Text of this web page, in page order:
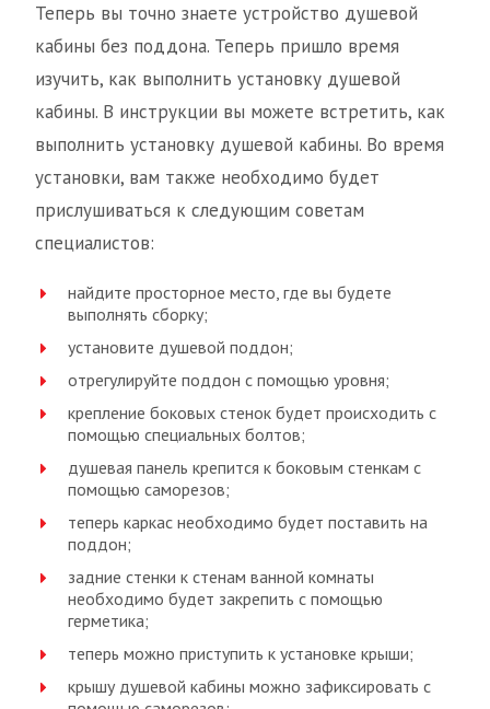
Теперь вы точно знаете устройство душевой
кабины без поддона. Теперь пришло время
изучить, как выполнить установку душевой
кабины. В инструкции вы можете встретить, как
выполнить установку душевой кабины. Во время
установки, вам также необходимо будет
прислушиваться к следующим советам
специалистов:
найдите просторное место, где вы будете
выполнять сборку;
установите душевой поддон;
отрегулируйте поддон с помощью уровня;
крепление боковых стенок будет происходить с
помощью специальных болтов;
душевая панель крепится к боковым стенкам с
помощью саморезов;
теперь каркас необходимо будет поставить на
поддон;
задние стенки к стенам ванной комнаты
необходимо будет закрепить с помощью
герметика;
теперь можно приступить к установке крыши;
крышу душевой кабины можно зафиксировать с